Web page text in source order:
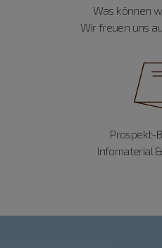
Was können
Wir freuen uns
Prospekt-
Infomaterial